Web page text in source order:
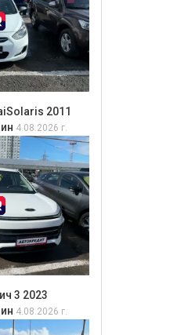
2011
4.08.2026 г.
3 2023
4.08.2026 г.